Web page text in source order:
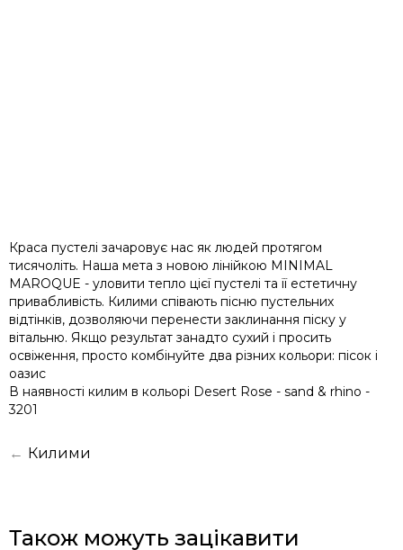
Краса пустелі зачаровує нас як людей протягом
тисячоліть. Наша мета з новою лінійкою MINIMAL
MAROQUE - уловити тепло цієї пустелі та її естетичну
привабливість. Килими співають пісню пустельних
відтінків, дозволяючи перенести заклинання піску у
вітальню. Якщо результат занадто сухий і просить
освіження, просто комбінуйте два різних кольори: пісок і
оазис
В наявності килим в кольорі Desert Rose - sand & rhino -
3201
← Килими
Також можуть зацікавити